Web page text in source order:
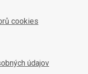
cookies
údajov